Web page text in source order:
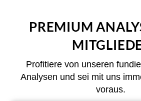
PREMIUM
Profitiere von unseren
Analysen und sei mit uns
voraus.